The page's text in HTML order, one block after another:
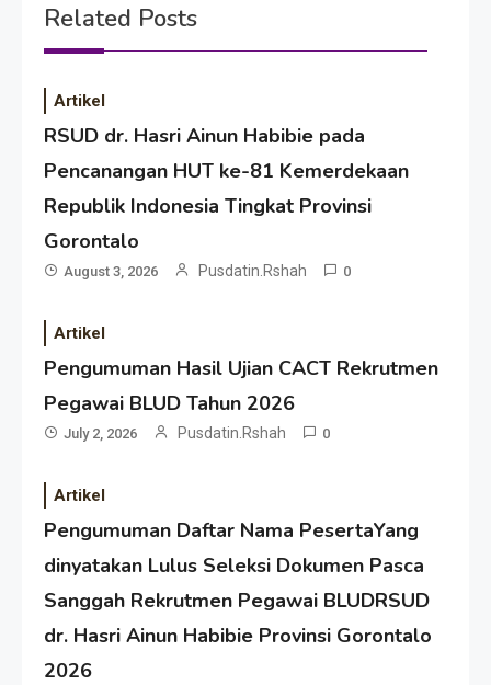
Related Posts
Artikel
RSUD dr. Hasri Ainun Habibie pada
Pencanangan HUT ke-81 Kemerdekaan
Republik Indonesia Tingkat Provinsi
Gorontalo
August 3, 2026 Pusdatin.rshah 0
Artikel
Pengumuman Hasil Ujian CACT Rekrutmen
Pegawai BLUD Tahun 2026
July 2, 2026 Pusdatin.rshah 0
Artikel
Pengumuman Daftar Nama PesertaYang
dinyatakan Lulus Seleksi Dokumen Pasca
Sanggah Rekrutmen Pegawai BLUDRSUD
dr. Hasri Ainun Habibie Provinsi Gorontalo
2026